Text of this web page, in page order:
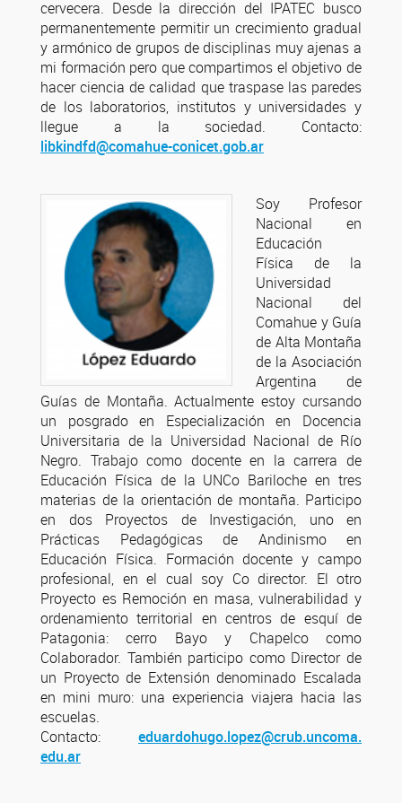
cervecera. Desde la dirección del IPATEC busco
permanentemente permitir un crecimiento gradual
y armónico de grupos de disciplinas muy ajenas a
mi formación pero que compartimos el objetivo de
hacer ciencia de calidad que traspase las paredes
de los laboratorios, institutos y universidades y
llegue a la sociedad. Contacto:
libkindfd@comahue-conicet.gob.ar
Soy Profesor
Nacional en
Educación
Física de la
Universidad
Nacional del
Comahue y Guía
de Alta Montaña
de la Asociación
Argentina de
Guías de Montaña. Actualmente estoy cursando
un posgrado en Especialización en Docencia
Universitaria de la Universidad Nacional de Río
Negro. Trabajo como docente en la carrera de
Educación Física de la UNCo Bariloche en tres
materias de la orientación de montaña. Participo
en dos Proyectos de Investigación, uno en
Prácticas Pedagógicas de Andinismo en
Educación Física. Formación docente y campo
profesional, en el cual soy Co director. El otro
Proyecto es Remoción en masa, vulnerabilidad y
ordenamiento territorial en centros de esquí de
Patagonia: cerro Bayo y Chapelco como
Colaborador. También participo como Director de
un Proyecto de Extensión denominado Escalada
en mini muro: una experiencia viajera hacia las
escuelas.
Contacto: eduardohugo.lopez@crub.uncoma.
edu.ar